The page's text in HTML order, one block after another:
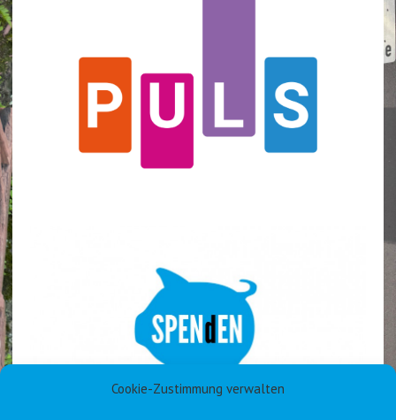
Cookie-Zustimmung verwalten